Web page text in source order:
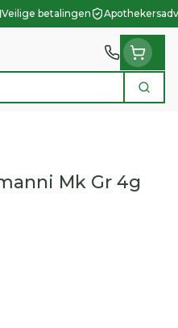
Veilige betalingen
Zoek
Mk Gr 4g